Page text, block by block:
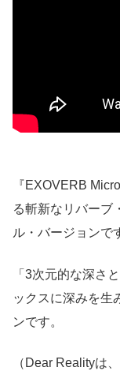
『EXOVERB
る斬新なリバーブ
ル・バージョンで
「3次元的な深さ
ックスに深みを生
ンです。
（Dear Realityは